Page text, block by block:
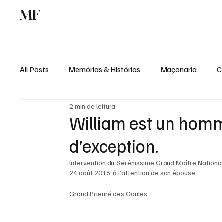
MF
All Posts Memórias & Histórias Maçonaria
Rádio Digital
William est un
d’exception.
2 min de leitura
Intervention du Sérénissime Grand Maître
24 août 2016, à l’attention de son épouse.
Grand Prieuré des Gaules